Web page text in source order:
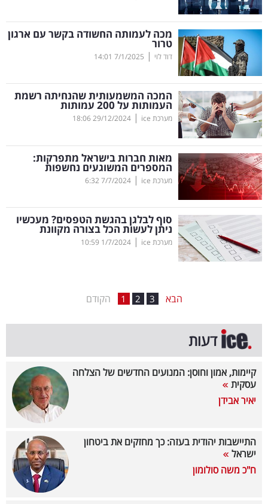
ספורט
קריירה
ולימודים
מינויים
רייטינג
רכב
בריאות
תרבות
ופנאי
תיירות
המילון
הכלכלי
פודקאסט
40
מכה לעמותה החשודה בקשר עם ארגון
טרור
דוד לוי |
7/1/2025
14:01
המכה המשמעותית שהנחיתה רשמת
העמותות על 200 עמותות
מערכת ice |
29/12/2024
18:06
מאות חברות בישראל מתפרקות:
המספרים המשוגעים נחשפות
מערכת ice |
7/7/2024
6:32
סוף לבלגן בהגשת הטפסים? מעכשיו
ניתן לעשות הכל בצורה מקוונת
מערכת ice |
1/7/2024
10:59
הקודם 1 2 3 הבא
דעות
קיימות, אמון וחוסן: המנועים החדשים של הצלחה
עסקית
יאיר אבידן
התיישבות יהודית בעזה: כך מחזקים את ביטחון
ישראל
ח"כ משה סולומון